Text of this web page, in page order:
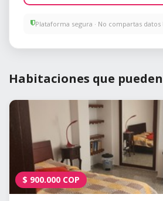
Plataforma segura · No compartas
Habitaciones que
$ 900.000 COP